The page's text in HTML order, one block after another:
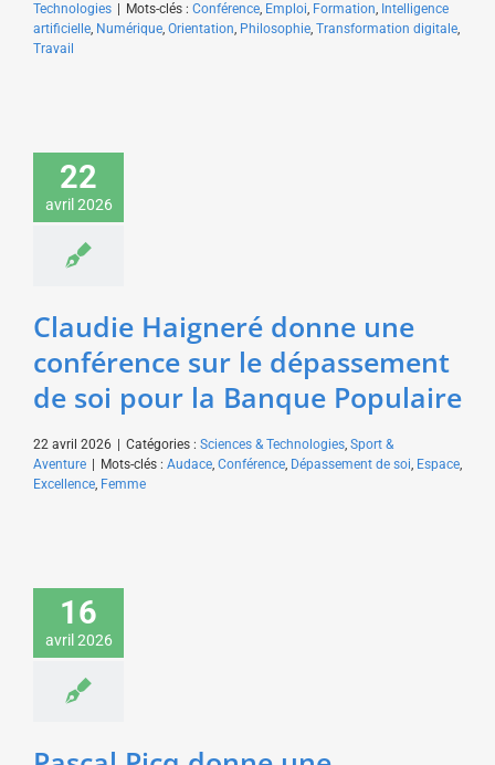
Technologies
Mots-clés : Conférence, Emploi, Formation, Intelligence
artificielle, Numérique, Orientation, Philosophie, Transformation digitale,
Travail
22
avril 2026
Claudie Haigneré donne une
conférence sur le dépassement
de soi pour la Banque Populaire
22 avril 2026 | Catégories : Sciences & Technologies, Sport &
Aventure | Mots-clés : Audace, Conférence, Dépassement de soi, Espace,
Excellence, Femme
16
avril 2026